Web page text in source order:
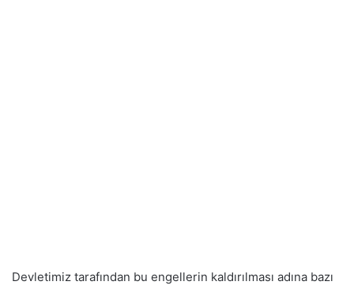
Devletimiz tarafından bu engellerin kaldırılması adına bazı